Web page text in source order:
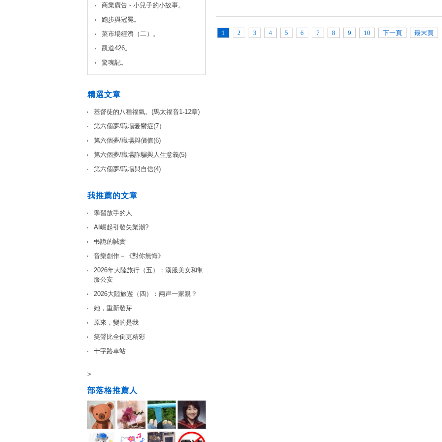
1 2 3 4 5 6 7 8 9 10 下一頁 最末頁
商業廣告 - 小兒子的小故事。
跑步與冠冕。
菜市場經濟（二）。
凱道426。
驚魂記。
精選文章
基督徒的八種福氣。(馬太福音1-12章)
第六個夢/職場憂鬱症(7）
第六個夢/職場與價值(6)
第六個夢/職場詐騙與人生意義(5)
第六個夢/職場與自信(4)
我推薦的文章
學習放手的人
AI崛起引發失業潮?
弔詭的誠實
音樂創作－《對你無悔》
2026年大陸旅行（五）：漢服美女和制
服公安
2026大陸旅遊（四）：兩岸一家親？
她，重新發芽
原來，變的是我
笑聲比全倒更精彩
十字路車站
>
部落格推薦人